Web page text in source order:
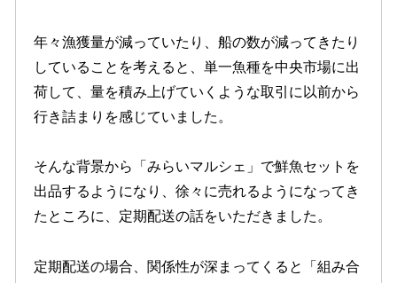
年々漁獲量が減っていたり、船の数が減ってきたり
していることを考えると、単⼀⿂種を中央市場に出
荷して、量を積み上げていくような取引に以前から
⾏き詰まりを感じていました。
そんな背景から「みらいマルシェ」で鮮⿂セットを
出品するようになり、徐々に売れるようになってき
たところに、定期配送の話をいただきました。
定期配送の場合、関係性が深まってくると「組み合